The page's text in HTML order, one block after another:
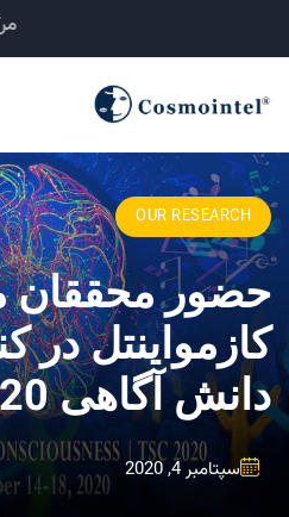
OUR RESEARCH
حضور محققان
کازمواینتل در
دانش آگاهی TSC 2020
سپتامبر 4, 2020